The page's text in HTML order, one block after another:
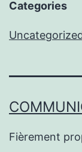
Categories
Fièrement